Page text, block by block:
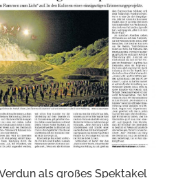
als großes Spektakel